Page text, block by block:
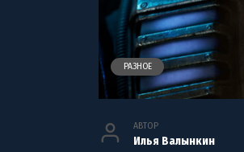
РАЗНОЕ
АВТОР
Илья Валынкин